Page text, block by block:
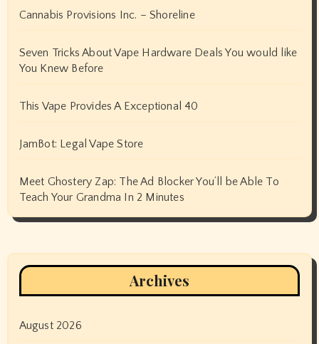
Cannabis Provisions Inc. – Shoreline
Seven Tricks About Vape Hardware Deals You would like
You Knew Before
This Vape Provides A Exceptional 40
JamBot: Legal Vape Store
Meet Ghostery Zap: The Ad Blocker You’ll be Able To
Teach Your Grandma In 2 Minutes
Archives
August 2026